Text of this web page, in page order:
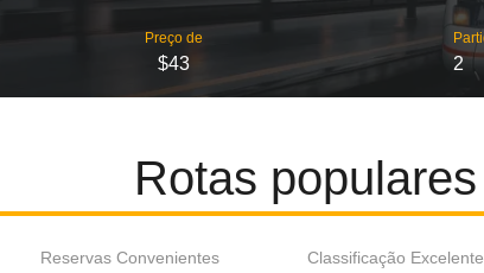
Preço de
$43 2
Rotas
Reservas Convenientes Classificação Excelente